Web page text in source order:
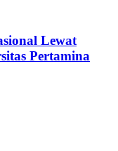
Lewat
Pertamina